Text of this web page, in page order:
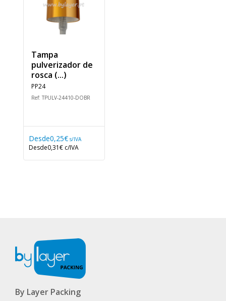
Tampa
pulverizador de
rosca (...)
PP24
Ref: TPULV-24410-DOBR
Desde0,25€ s/IVA
Desde0,31€ c/IVA
By Layer Packing